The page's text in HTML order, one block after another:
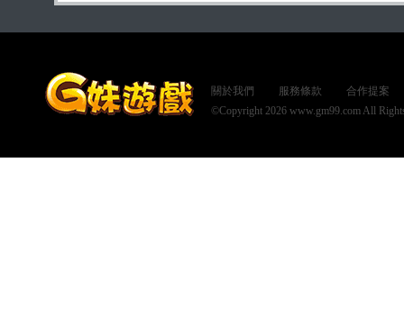
關於我們 服務條款
合作提案
©Copyright 2026 www.gm99.com All